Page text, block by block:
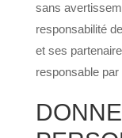
sans
responsabilité
et ses
responsable